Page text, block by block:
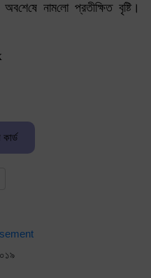
নাম‌লো প্রতীক্ষিত বৃ‌ষ্টি।